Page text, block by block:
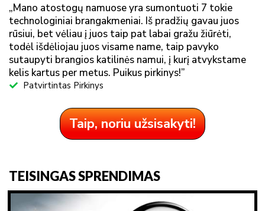
„Mano atostogų namuose yra sumontuoti 7 tokie
technologiniai brangakmeniai. Iš pradžių gavau juos
rūsiui, bet vėliau į juos taip pat labai gražu žiūrėti,
todėl išdėliojau juos visame name, taip pavyko
sutaupyti brangios katilinės namui, į kurį atvykstame
kelis kartus per metus. Puikus pirkinys!”
Patvirtintas Pirkinys
Taip, noriu užsisakyti!
TEISINGAS SPRENDIMAS